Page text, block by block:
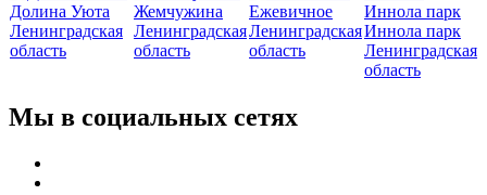
Долина Уюта
Ленинградская
область
Жемчужина
Ленинградская
область
Ежевичное
Ленинградская
область
Иннола парк
Ленинградская
область
Мы в социальных сетях